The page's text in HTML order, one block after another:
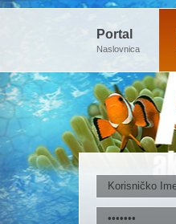
Portal
Naslovnica